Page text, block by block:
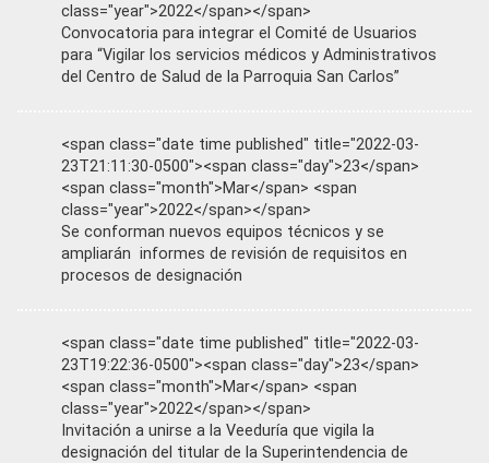
class="year">2022</span></span>
Convocatoria para integrar el Comité de Usuarios
para “Vigilar los servicios médicos y Administrativos
del Centro de Salud de la Parroquia San Carlos”
<span class="date time published" title="2022-03-
23T21:11:30-0500"><span class="day">23</span>
<span class="month">Mar</span> <span
class="year">2022</span></span>
Se conforman nuevos equipos técnicos y se
ampliarán informes de revisión de requisitos en
procesos de designación
<span class="date time published" title="2022-03-
23T19:22:36-0500"><span class="day">23</span>
<span class="month">Mar</span> <span
class="year">2022</span></span>
Invitación a unirse a la Veeduría que vigila la
designación del titular de la Superintendencia de